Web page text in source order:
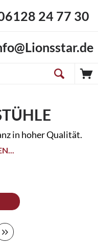
24 77 30
in hoher Qualität.